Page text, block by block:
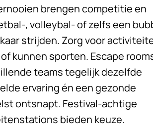
brengen competitie en
, volleybal- of zelfs een
strijden. Zorg voor
kunnen sporten. Escape
teams tegelijk dezelfde
ervaring én een gezonde
ontsnapt. Festival-achtige
bieden keuze.